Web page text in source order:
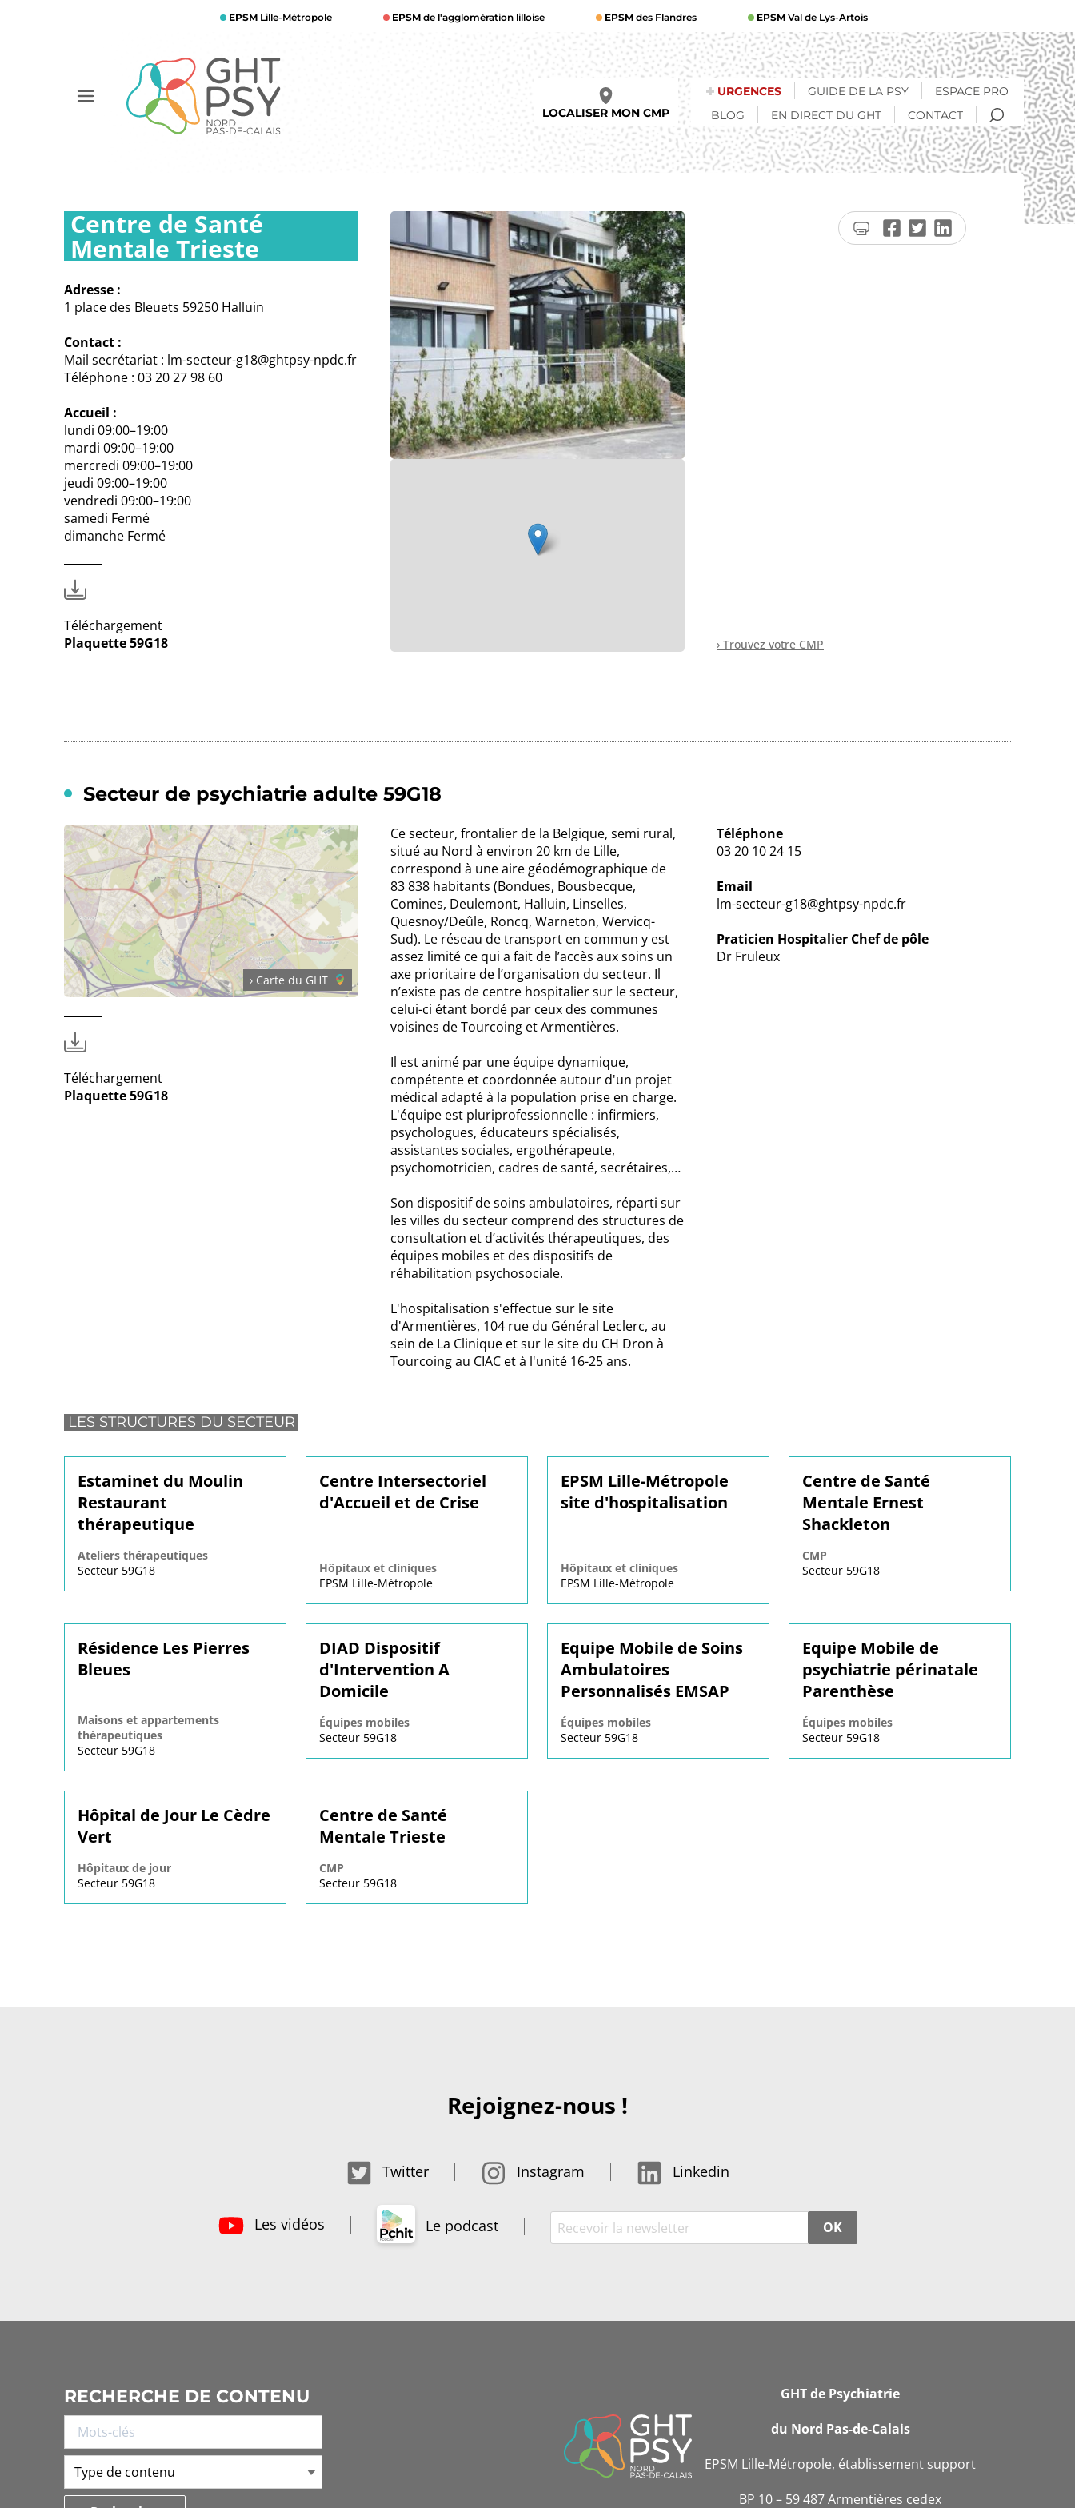
EPSM Lille-Métropole EPSM de l'agglomération lilloise EPSM des Flandres EPSM Val de Lys-Artois
Afficher
LOCALISER MON CMP
URGENCES GUIDE DE LA PSY
ESPACE PRO
BLOG
EN DIRECT DU GHT CONTACT RECHERCHE
Centre de Santé
Mentale Trieste
Adresse :
1 place des Bleuets 59250 Halluin
Contact :
Mail secrétariat : lm-secteur-g18@ghtpsy-npdc.fr
Téléphone : 03 20 27 98 60
Accueil :
lundi 09:00–19:00
mardi 09:00–19:00
mercredi 09:00–19:00
jeudi 09:00–19:00
vendredi 09:00–19:00
samedi Fermé
dimanche Fermé
Téléchargement
Plaquette 59G18
› Trouvez votre CMP
Imprimer
la
Partager
sur
Partager
sur
Partager
sur
Secteur de psychiatrie adulte 59G18
› Carte du GHT
Téléchargement
Plaquette 59G18
Ce secteur, frontalier de la Belgique, semi rural,
situé au Nord à environ 20 km de Lille,
correspond à une aire géodémographique de
83 838 habitants (Bondues, Bousbecque,
Comines, Deulemont, Halluin, Linselles,
Quesnoy/Deûle, Roncq, Warneton, Wervicq-
Sud). Le réseau de transport en commun y est
assez limité ce qui a fait de l’accès aux soins un
axe prioritaire de l’organisation du secteur. Il
n’existe pas de centre hospitalier sur le secteur,
celui-ci étant bordé par ceux des communes
voisines de Tourcoing et Armentières.
Il est animé par une équipe dynamique,
compétente et coordonnée autour d'un projet
médical adapté à la population prise en charge.
L'équipe est pluriprofessionnelle : infirmiers,
psychologues, éducateurs spécialisés,
assistantes sociales, ergothérapeute,
psychomotricien, cadres de santé, secrétaires,…
Son dispositif de soins ambulatoires, réparti sur
les villes du secteur comprend des structures de
consultation et d’activités thérapeutiques, des
équipes mobiles et des dispositifs de
réhabilitation psychosociale.
L'hospitalisation s'effectue sur le site
d'Armentières, 104 rue du Général Leclerc, au
sein de La Clinique et sur le site du CH Dron à
Tourcoing au CIAC et à l'unité 16-25 ans.
Téléphone
03 20 10 24 15
Email
lm-secteur-g18@ghtpsy-npdc.fr
Praticien Hospitalier Chef de pôle
Dr Fruleux
LES STRUCTURES DU SECTEUR
Estaminet du Moulin
Restaurant
thérapeutique
Ateliers thérapeutiques
Secteur 59G18
Centre Intersectoriel
d'Accueil et de Crise
Hôpitaux et cliniques
EPSM Lille-Métropole
EPSM Lille-Métropole
site d'hospitalisation
Hôpitaux et cliniques
EPSM Lille-Métropole
Centre de Santé
Mentale Ernest
Shackleton
CMP
Secteur 59G18
Résidence Les Pierres
Bleues
Maisons et appartements
thérapeutiques
Secteur 59G18
DIAD Dispositif
d'Intervention A
Domicile
Équipes mobiles
Secteur 59G18
Equipe Mobile de Soins
Ambulatoires
Personnalisés EMSAP
Équipes mobiles
Secteur 59G18
Equipe Mobile de
psychiatrie périnatale
Parenthèse
Équipes mobiles
Secteur 59G18
Hôpital de Jour Le Cèdre
Vert
Hôpitaux de jour
Secteur 59G18
Centre de Santé
Mentale Trieste
CMP
Secteur 59G18
Rejoignez-nous !
Twitter Instagram Linkedin
Les vidéos Le podcast OK
RECHERCHE DE CONTENU
Type de contenu
DE
CONTACT
GHT de Psychiatrie
du Nord Pas-de-Calais
EPSM Lille-Métropole, établissement support
BP 10 – 59 487 Armentières cedex